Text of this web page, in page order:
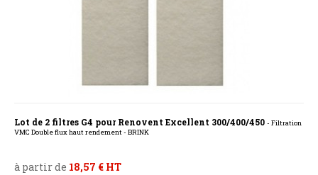
Lot de 2 filtres G4 pour Renovent Excellent 300/400/450 - Filtration
VMC Double flux haut rendement - BRINK
à partir de 18,57 € HT